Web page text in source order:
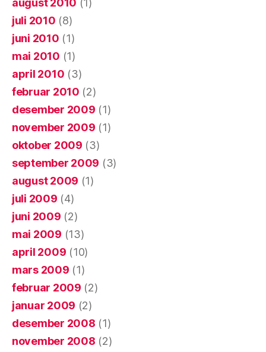
august 2010 (1)
juli 2010 (8)
juni 2010 (1)
mai 2010 (1)
april 2010 (3)
februar 2010 (2)
desember 2009 (1)
november 2009 (1)
oktober 2009 (3)
september 2009 (3)
august 2009 (1)
juli 2009 (4)
juni 2009 (2)
mai 2009 (13)
april 2009 (10)
mars 2009 (1)
februar 2009 (2)
januar 2009 (2)
desember 2008 (1)
november 2008 (2)